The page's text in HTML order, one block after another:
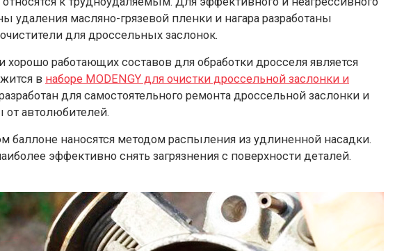
удаления масляно-грязевой пленки и нагара разработаны
для дроссельных заслонок.
работающих составов для обработки дросселя является
в наборе MODENGY для очистки дроссельной заслонки и
для самостоятельного ремонта дроссельной заслонки и
автолюбителей.
баллоне наносятся методом распыления из удлиненной насадки.
эффективно снять загрязнения с поверхности деталей.